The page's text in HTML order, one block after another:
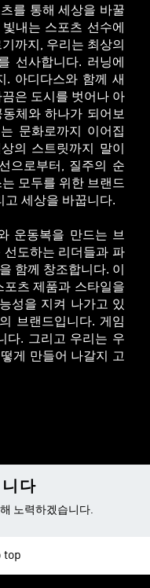
를 통해 세상을 바꿀
내는 스포츠 선수에
까지, 우리는 최상의
선사합니다. 러닝에
. 아디다스와 함께 새
은 도시를 벗어나 아
체와 하나가 되어보
문화로까지 이어집
의 스트릿까지 말이
으로부터, 질주의 순
모두를 위한 브랜드
고 세상을 바꿉니다.
운동복을 만드는 브
선도하는 리더들과 파
함께 창조합니다. 이
츠 제품과 스타일을
성을 지켜 나가고 있
브랜드입니다. 게임
다. 그리고 우리는 우
게 만들어 나갈지 고
다
노력하겠습니다.
top